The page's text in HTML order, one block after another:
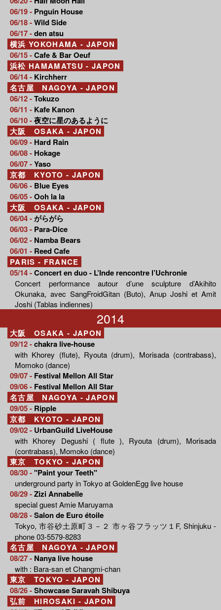
06/19 - Pnguin House
06/18 -Wild Side
06/17 -den atsu
横浜 YOKOHAMA - JAPON
06/15 -Cafe & Bar Oeuf
浜松 HAMAMATSU - JAPON
06/14 - Kirchherr
名古屋 NAGOYA - JAPON
06/12 -Tokuzo
06/11 - Kafe Kanon
06/10 -夜空に星のあるように
大阪 OSAKA - JAPON
06/09 - Hard Rain
06/08 - Hokage
06/07 -Yaso
京都 KYOTO - JAPON
06/06 - Blue Eyes
06/05 -Ooh la la
大阪 OSAKA - JAPON
06/04 -がらがら
06/03 - Para-Dice
06/02 - Namba Bears
06/01 - Reed Cafe
PARIS - FRANCE
05/14 -Concert en duo - L’Inde rencontre l’Uchronie
Concert performance autour d’une sculpture d’Akihito
Okunaka, avec SangFroidGitan (Buto), Anup Joshi et Amit
Joshi (Tablas indiennes)
2014
大阪 OSAKA - JAPON
09/12 -chakra live-house
with Khorey (flute), Ryouta (drum), Morisada (contrabass),
Momoko (dance)
09/07 - Festival Mellon All Star
09/06 - Festival Mellon All Star
名古屋 NAGOYA - JAPON
09/05 - Ripple
京都 KYOTO - JAPON
09/02 - UrbanGuild LiveHouse
with Khorey Degushi ( flute ), Ryouta (drum), Morisada
(contrabass), Momoko (dance)
東京 TOKYO - JAPON
08/30 -"Paint your Teeth"
underground party in Tokyo at GoldenEgg live house
08/29 -Zizi Annabelle
special guest Amie Maruyama
08/28 -Salon de Euro étoile
Tokyo, 市谷砂土原町３－２ 市ヶ谷フラッツ１F, Shinjuku -
phone 03-5579-8283
名古屋 NAGOYA - JAPON
08/27 - Nanya live house
with : Bara-san et Changmi-chan
東京 TOKYO - JAPON
08/26 -Showcase Saravah Shibuya
弘前 HIROSAKI - JAPON